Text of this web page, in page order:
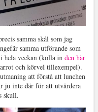
samma skål som jag
samma utförande som
hela veckan (kolla in den här
och körvel tillexempel).
att förstå att lunchen
ju inte där för att utvärdera
skull.